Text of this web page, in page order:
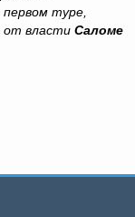
туре,
от власти Саломе